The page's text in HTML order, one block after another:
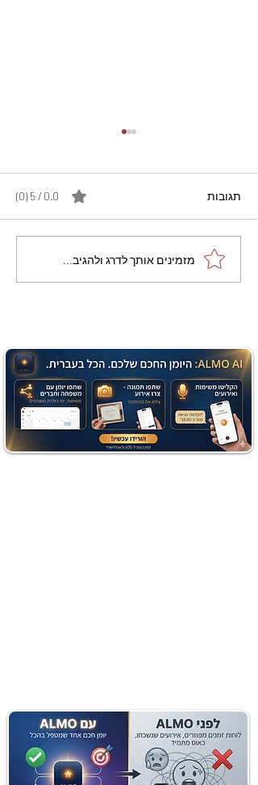
מתכון מנצח עוגת מייפל
שוקולד בחושה וקלה - זיוה
תגובות 0.0 / 5 ‏(0)
מזמינים אותך לדרג ולהגיב...